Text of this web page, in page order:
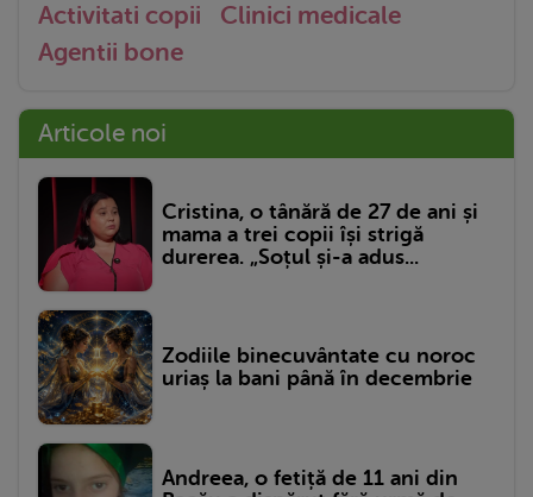
Activitati copii
Clinici medicale
Agentii bone
Articole noi
Cristina, o tânără de 27 de ani și
mama a trei copii își strigă
durerea. „Soțul și-a adus...
Zodiile binecuvântate cu noroc
uriaș la bani până în decembrie
Andreea, o fetiță de 11 ani din